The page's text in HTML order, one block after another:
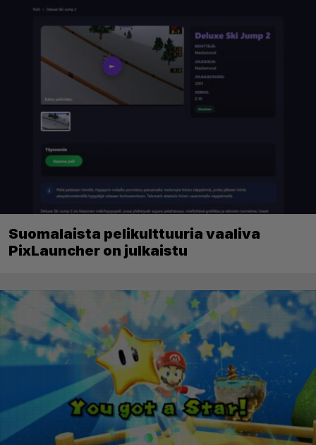
Suomalaista pelikulttuuria vaaliva
PixLauncher on julkaistu